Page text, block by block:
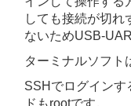
しても接続が切れ
ないためUSB-
ターミナルソフト
SSHでログインす